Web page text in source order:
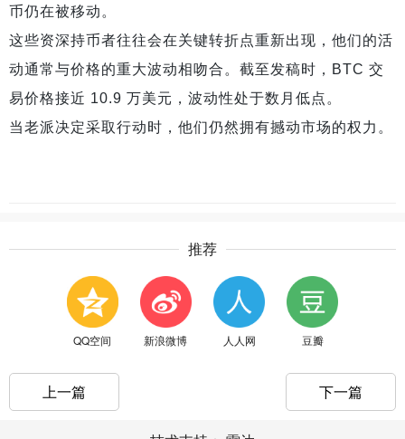
币仍在被移动。
这些资深持币者往往会在关键转折点重新出现，他们的活
动通常与价格的重大波动相吻合。截至发稿时，BTC 交
易价格接近 10.9 万美元，波动性处于数月低点。
当老派决定采取行动时，他们仍然拥有撼动市场的权力。
推荐
QQ空间 新浪微博 人人网 豆瓣
上一篇 下一篇